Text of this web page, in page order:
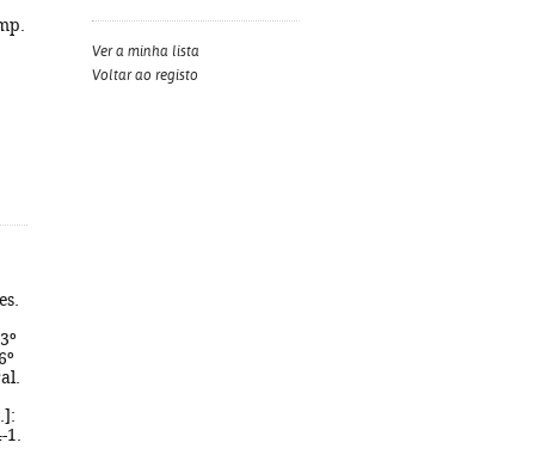
Ver a minha lista
Voltar ao registo